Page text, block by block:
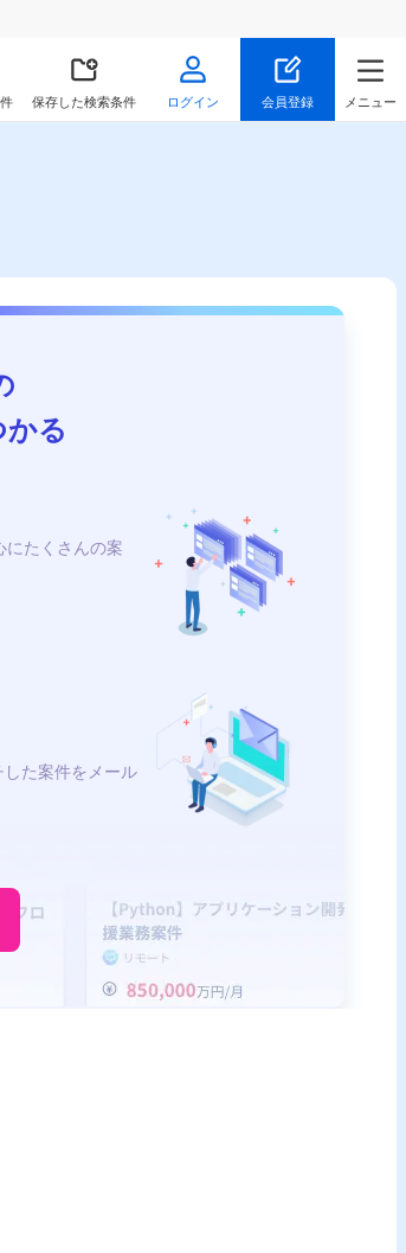
保存した検索条件 ログイン 会員登録 メニュー
る
にたくさんの案
た案件をメール